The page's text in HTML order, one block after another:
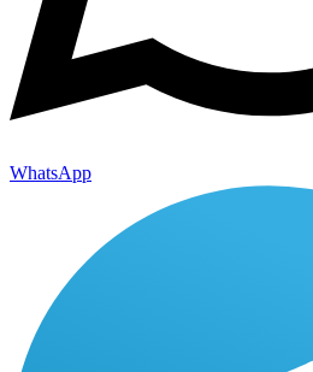
WhatsApp